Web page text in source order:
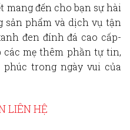
mang đến cho bạn sự hài
sản phẩm và dịch vụ tận
đen đính đá cao cấp-
các mẹ thêm phần tự tin,
trong ngày vui của
LIÊN HỆ